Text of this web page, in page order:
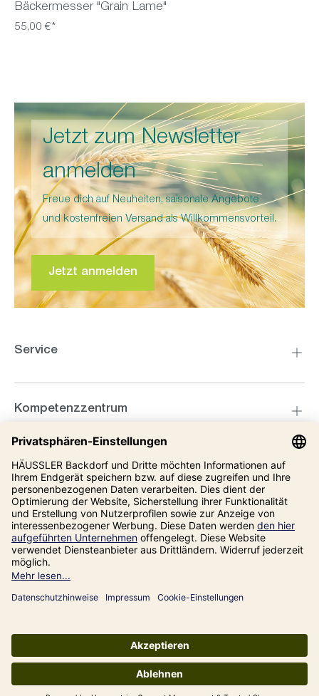
Bäckermesser "Grain Lame"
55,00 €*
Jetzt zum Newsletter
anmelden
Freue dich auf Neuheiten, saisonale Angebote
und kostenfreien Versand als Willkommensvorteil.
Jetzt anmelden
Service
Kompetenzzentrum
Informationen
Unsere Adresse
Alle Preise inkl. gesetzl. Mehrwertsteuer zzgl.